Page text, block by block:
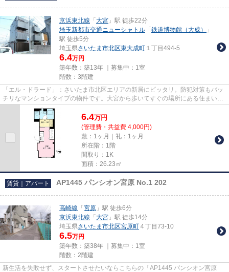
京浜東北線 「 大宮 」駅 徒歩22分
埼玉新都市交通ニューシャトル 「 鉄道博物館（大成）
」
駅 徒歩5分
埼玉県さいたま市北区東大成町 １丁目494-5
6.4万円
築年数：築13年 ｜募集中： 1室
階数：3階建
「エル・ドラード」：さいたま市北区エリアの新居にピッタリ。防犯対策もバッ
チリなマンションタイプの物件です。大宮から歩いてすぐの場所にある住まいを
お求めなら、当社にお任せく...
6.4万円
(管理費・共益費 4,000円)
敷：1ヶ月｜礼：1ヶ月
所在階：1階
間取り：1K
面積：26.23㎡
賃貸｜アパート AP1445 パンシオン宮原 No.1 202
高崎線 「 宮原 」駅 徒歩6分
京浜東北線 「 大宮 」駅 徒歩14分
埼玉県さいたま市北区宮原町 ４丁目73-10
6.5万円
築年数：築38年 ｜募集中： 1室
階数：2階建
新生活を失敗せず、スタートさせたいならこちらの「AP1445 パンシオン宮原